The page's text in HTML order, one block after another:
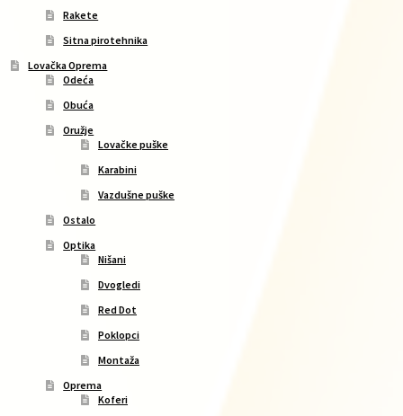
Rakete
Sitna pirotehnika
Lovačka Oprema
Odeća
Obuća
Oružje
Lovačke puške
Karabini
Vazdušne puške
Ostalo
Optika
Nišani
Dvogledi
Red Dot
Poklopci
Montaža
Oprema
Koferi